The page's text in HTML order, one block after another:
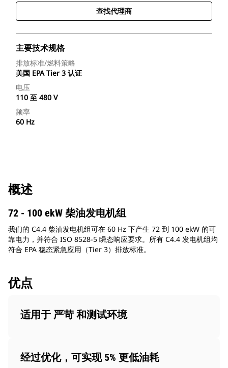
查找代理商
主要技术规格
排放标准/燃料策略
美国 EPA Tier 3 认证
电压
110 至 480 V
频率
60 Hz
概述
72 - 100 ekW 柴油发电机组
我们的 C4.4 柴油发电机组可在 60 Hz 下产生 72 到 100 ekW 的可
靠电力，并符合 ISO 8528-5 瞬态响应要求。所有 C4.4 发电机组均
符合 EPA 稳态紧急应用（Tier 3）排放标准。
优点
适用于 严苛 和测试环境
经过优化，可实现 5% 更低油耗